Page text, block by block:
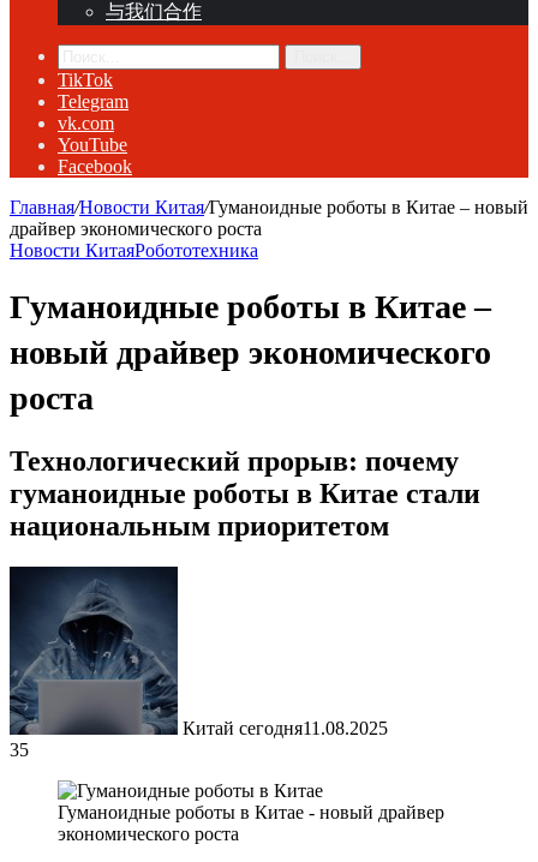
与我们合作
TikTok
Telegram
vk.com
YouTube
Facebook
Главная/Новости Китая/Гуманоидные роботы в Китае – новый
драйвер экономического роста
Новости КитаяРобототехника
Гуманоидные роботы в Китае –
новый драйвер экономического
роста
Технологический прорыв: почему
гуманоидные роботы в Китае стали
национальным приоритетом
Китай сегодня11.08.2025
35
Гуманоидные роботы в Китае - новый драйвер
экономического роста